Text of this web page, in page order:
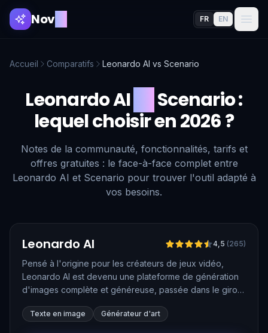
NovAI FR EN
Accueil Comparatifs Leonardo AI vs Scenario
Leonardo AI Scenario:
lequel choisir en 2026 ?
Notes de la communauté, fonctionnalités, tarifs et
offres gratuites : le face-à-face complet entre
Leonardo AI et Scenario pour trouver l'outil adapté à
vos besoins.
Leonardo AI 4,5 (265)
Pensé à l'origine pour les créateurs de jeux vidéo,
Leonardo AI est devenu une plateforme de génération
d'images complète et généreuse, passée dans le giron
— dont Lucid Origin, son modèle phare —, son moteur
Texte en image Générateur d'art